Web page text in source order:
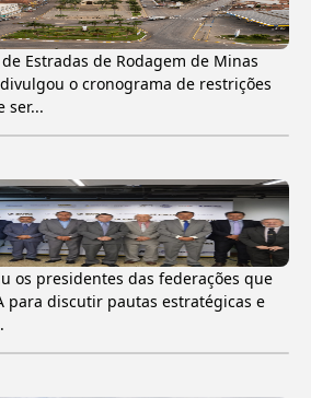
Estradas de Rodagem de Minas
divulgou o cronograma de restrições
ser...
os presidentes das federações que
para discutir pautas estratégicas e